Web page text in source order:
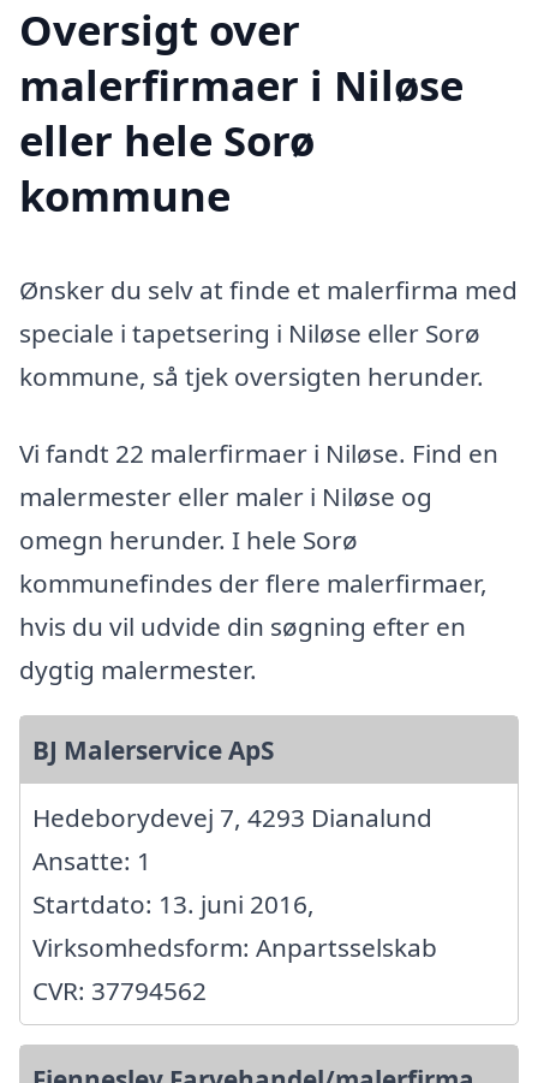
Oversigt over
malerfirmaer i Niløse
eller hele Sorø
kommune
Ønsker du selv at finde et malerfirma med
speciale i tapetsering i Niløse eller Sorø
kommune, så tjek oversigten herunder.
Vi fandt 22 malerfirmaer i Niløse. Find en
malermester eller maler i Niløse og
omegn herunder. I hele Sorø
kommunefindes der flere malerfirmaer,
hvis du vil udvide din søgning efter en
dygtig malermester.
BJ Malerservice ApS
Hedeborydevej 7, 4293 Dianalund
Ansatte: 1
Startdato: 13. juni 2016,
Virksomhedsform: Anpartsselskab
CVR: 37794562